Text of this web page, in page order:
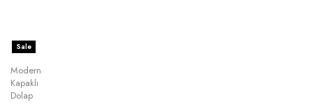
Sale
Modern
Kapaklı
Dolap